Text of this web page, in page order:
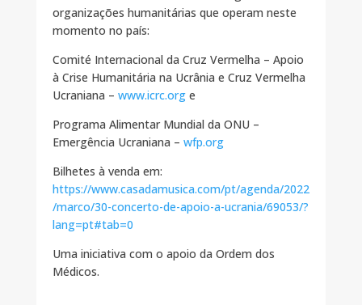
organizações humanitárias que operam neste
momento no país:
Comité Internacional da Cruz Vermelha – Apoio
à Crise Humanitária na Ucrânia e Cruz Vermelha
Ucraniana – www.icrc.orge
Programa Alimentar Mundial da ONU –
Emergência Ucraniana – wfp.org
Bilhetes à venda em:
https://www.casadamusica.com/pt/agenda/2022
/marco/30-concerto-de-apoio-a-ucrania/69053/?
lang=pt#tab=0
Uma iniciativa com o apoio da Ordem dos
Médicos.